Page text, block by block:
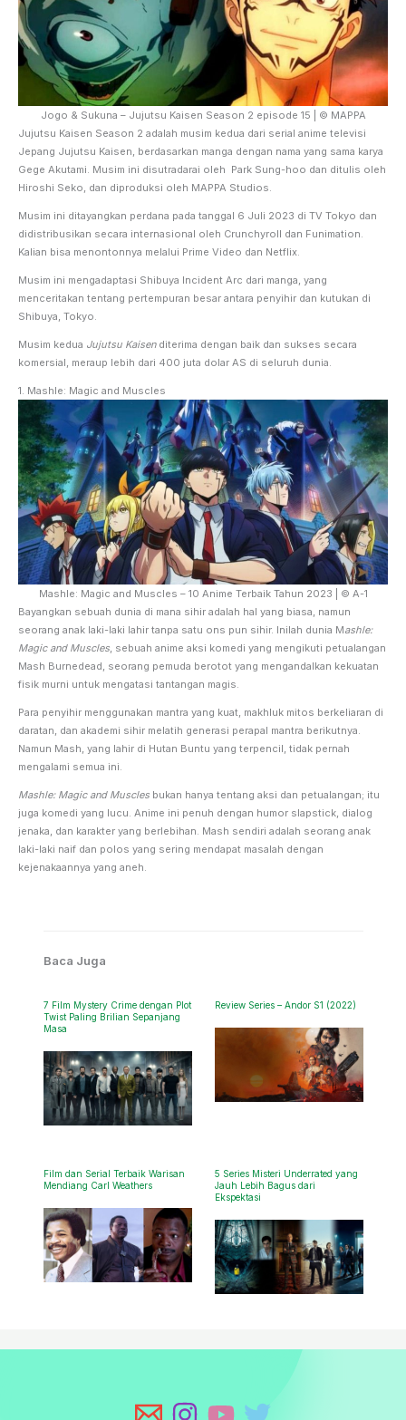
Jogo & Sukuna – Jujutsu Kaisen Season 2 episode 15 | © MAPPA
Jujutsu Kaisen Season 2 adalah musim kedua dari serial anime televisi
Jepang Jujutsu Kaisen, berdasarkan manga dengan nama yang sama karya
Gege Akutami. Musim ini disutradarai oleh Park Sung-hoo dan ditulis oleh
Hiroshi Seko, dan diproduksi oleh MAPPA Studios.
Musim ini ditayangkan perdana pada tanggal 6 Juli 2023 di TV Tokyo dan
didistribusikan secara internasional oleh Crunchyroll dan Funimation.
Kalian bisa menontonnya melalui Prime Video dan Netflix.
Musim ini mengadaptasi Shibuya Incident Arc dari manga, yang
menceritakan tentang pertempuran besar antara penyihir dan kutukan di
Shibuya, Tokyo.
Musim kedua Jujutsu Kaisenditerima dengan baik dan sukses secara
komersial, meraup lebih dari 400 juta dolar AS di seluruh dunia.
1. Mashle: Magic and Muscles
Mashle: Magic and Muscles – 10 Anime Terbaik Tahun 2023 | © A-1
Bayangkan sebuah dunia di mana sihir adalah hal yang biasa, namun
seorang anak laki-laki lahir tanpa satu ons pun sihir. Inilah dunia Mashle:
Magic and Muscles , sebuah anime aksi komedi yang mengikuti petualangan
Mash Burnedead, seorang pemuda berotot yang mengandalkan kekuatan
fisik murni untuk mengatasi tantangan magis.
Para penyihir menggunakan mantra yang kuat, makhluk mitos berkeliaran di
daratan, dan akademi sihir melatih generasi perapal mantra berikutnya.
Namun Mash, yang lahir di Hutan Buntu yang terpencil, tidak pernah
mengalami semua ini.
Mashle: Magic and Muscles bukan hanya tentang aksi dan petualangan; itu
juga komedi yang lucu. Anime ini penuh dengan humor slapstick, dialog
jenaka, dan karakter yang berlebihan. Mash sendiri adalah seorang anak
laki-laki naif dan polos yang sering mendapat masalah dengan
kejenakaannya yang aneh.
Baca Juga
7 Film Mystery Crime dengan Plot
Twist Paling Brilian Sepanjang
Masa
Review Series – Andor S1 (2022)
Film dan Serial Terbaik Warisan
Mendiang Carl Weathers
5 Series Misteri Underrated yang
Jauh Lebih Bagus dari
Ekspektasi